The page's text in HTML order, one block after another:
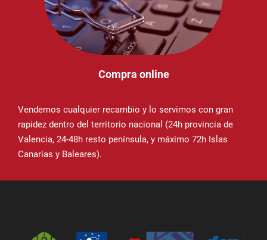
Compra online
Vendemos cualquier recambio y lo servimos con gran
rapidez dentro del territorio nacional (24h provincia de
Valencia, 24-48h resto península, y máximo 72h Islas
Canarias y Baleares).